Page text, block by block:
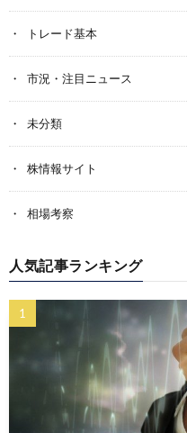
トレード基本
市況・注目ニュース
未分類
株情報サイト
相場考察
人気記事ランキング